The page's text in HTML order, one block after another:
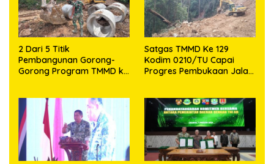
2 Dari 5 Titik
Pembangunan Gorong-
Gorong Program TMMD ke
Satgas TMMD Ke 129
Kodim 0210/TU Capai
Progres Pembukaan Jalan